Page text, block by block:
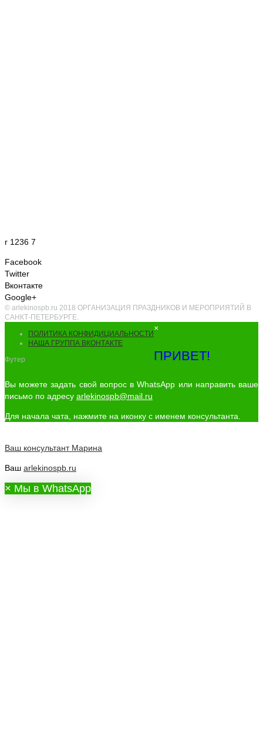
r 1236 7
Facebook
Twitter
Вконтакте
Google+
© arlekinospb.ru 2018 ОРГАНИЗАЦИЯ ПРАЗДНИКОВ И МЕРОПРИЯТИЙ В
САНКТ-ПЕТЕРБУРГЕ.
ПОЛИТИКА КОНФИДИЦИАЛЬНОСТИ
НАША ГРУППА ВКОНТАКТЕ
Футер
×
ПРИВЕТ!
Вы можете задать свой вопрос в WhatsApp или направить ваше
письмо по адресу arlekinospb@mail.ru
Для начала чата, нажмите на иконку с именем консультанта.
Ваш консультант Марина
Ваш arlekinospb.ru
× Мы в WhatsApp